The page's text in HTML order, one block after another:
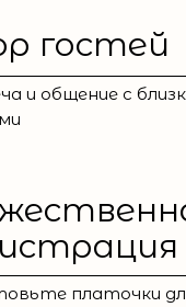
гостей
и общение с
платочки